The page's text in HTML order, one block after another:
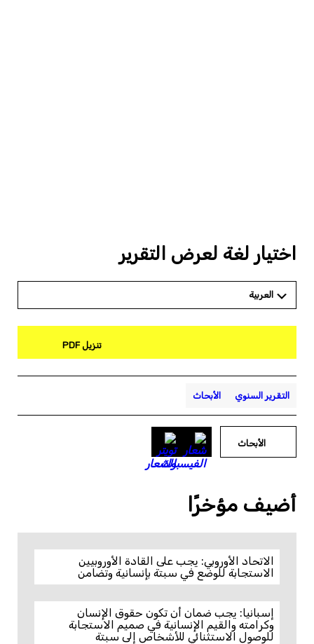
اختيار لغة لعرض التقرير
العربية
تنزيل PDF
التقرير السنوي الأبحاث
الأبحاث
أضيف مؤخرًا
الاتحاد الأوروبي: يجب على القادة الأوروبيين
الاستجابة للوضع في سبتة بإنسانية وتضامن
إسبانيا: يجب ضمان أن تكون حقوق الإنسان
وكرامته والقيم الإنسانية في صميم الاستجابة
للوصول الاستثنائي للأشخاص إلى سبتة